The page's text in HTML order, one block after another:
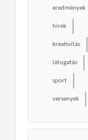
eredmények
hírek
kreativítás
látogatás
sport
versenyek